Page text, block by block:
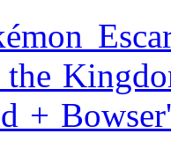
the
+